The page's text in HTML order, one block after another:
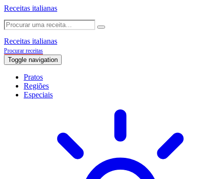
Receitas italianas
Receitas italianas
Procurar receitas
Toggle navigation
Pratos
Regiões
Especiais